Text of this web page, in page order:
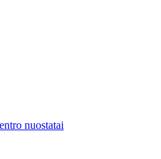
nuostatai